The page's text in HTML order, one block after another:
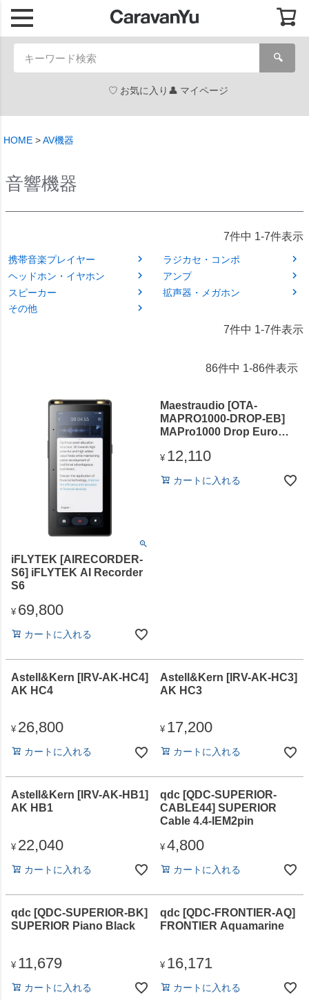
🔍
お気に入り マイページ
HOME AV機器
音響機器
7件中 1-7件表示
携帯音楽プレイヤー
ラジカセ・コンポ
ヘッドホン・イヤホン
アンプ
スピーカー
拡声器・メガホン
その他
7件中 1-7件表示
86件中 1-86件表示
iFLYTEK [AIRECORDER-
S6] iFLYTEK AI Recorder
S6
¥ 69,800
カートに入れる
Maestraudio [OTA-
MAPRO1000-DROP-EB]
MAPro1000 Drop Euro
¥ 12,110
カートに入れる
Astell&Kern [IRV-AK-HC4]
AK HC4
¥ 26,800
カートに入れる
Astell&Kern [IRV-AK-HC3]
AK HC3
¥ 17,200
カートに入れる
Astell&Kern [IRV-AK-HB1]
AK HB1
¥ 22,040
カートに入れる
qdc [QDC-SUPERIOR-
CABLE44] SUPERIOR
Cable 4.4-IEM2pin
¥ 4,800
カートに入れる
qdc [QDC-SUPERIOR-BK]
SUPERIOR Piano Black
¥ 11,679
カートに入れる
qdc [QDC-FRONTIER-AQ]
FRONTIER Aquamarine
¥ 16,171
カートに入れる